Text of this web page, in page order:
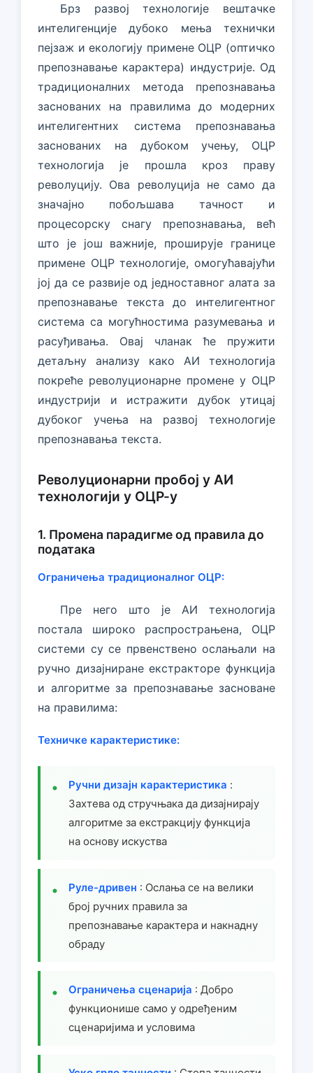
Брз развој технологије вештачке
интелигенције дубоко мења технички
пејзаж и екологију примене ОЦР (оптичко
препознавање карактера) индустрије. Од
традиционалних метода препознавања
заснованих на правилима до модерних
интелигентних система препознавања
заснованих на дубоком учењу, ОЦР
технологија је прошла кроз праву
револуцију. Ова револуција не само да
значајно побољшава тачност и
процесорску снагу препознавања, већ
што је још важније, проширује границе
примене ОЦР технологије, омогућавајући
јој да се развије од једноставног алата за
препознавање текста до интелигентног
система са могућностима разумевања и
расуђивања. Овај чланак ће пружити
детаљну анализу како АИ технологија
покреће револуционарне промене у ОЦР
индустрији и истражити дубок утицај
дубоког учења на развој технологије
препознавања текста.
Револуционарни пробој у АИ
технологији у ОЦР-у
1. Промена парадигме од правила до
података
Ограничења традиционалног ОЦР:
Пре него што је АИ технологија
постала широко распрострањена, ОЦР
системи су се првенствено ослањали на
ручно дизајниране екстракторе функција
и алгоритме за препознавање засноване
на правилима:
Техничке карактеристике:
Ручни дизајн карактеристика :
Захтева од стручњака да дизајнирају
алгоритме за екстракцију функција
на основу искуства
Руле-дривен : Ослања се на велики
број ручних правила за
препознавање карактера и накнадну
обраду
Ограничења сценарија : Добро
функционише само у одређеним
сценаријима и условима